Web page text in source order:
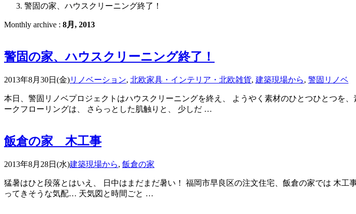
警固の家、ハウスクリーニング終了！
Monthly archive : 8月, 2013
警固の家、ハウスクリーニング終了！
2013年8月30日(金)リノベーション, 北欧家具・インテリア・北欧雑貨, 建築現場から, 警固リノベ
本日、警固リノベプロジェクトはハウスクリーニングを終え、 ようやく素材のひとつひとつを
ークフローリングは、 さらっとした肌触りと、 少しだ …
飯倉の家 木工事
2013年8月28日(水)建築現場から, 飯倉の家
猛暑はひと段落とはいえ、 日中はまだまだ暑い！ 福岡市早良区の注文住宅、飯倉の家では 木
ってきそうな気配… 天気図と時間ごと …